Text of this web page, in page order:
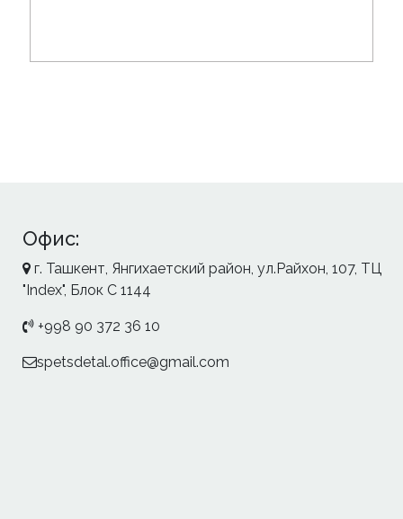
Офис:
г. Ташкент, Янгихаетский район, ул.Райхон, 107, ТЦ
"Index", Блок С 1144
+998 90 372 36 10
spetsdetal.office@gmail.com